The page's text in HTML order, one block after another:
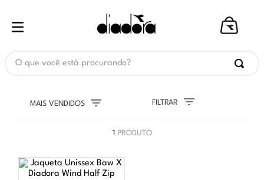
MAIS VENDIDOS FILTRAR
1 PRODUTO